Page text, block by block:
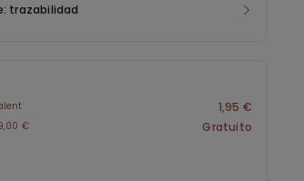
trazabilidad
1,95 €
€ Gratuito